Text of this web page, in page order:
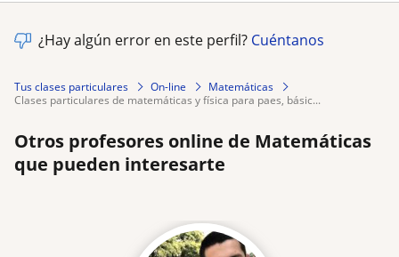
¿Hay algún error en este perfil? Cuéntanos
Tus clases particulares On-line
Matemáticas
clases particulares de matemáticas y física para paes, básic...
Otros profesores online de Matemáticas
que pueden interesarte